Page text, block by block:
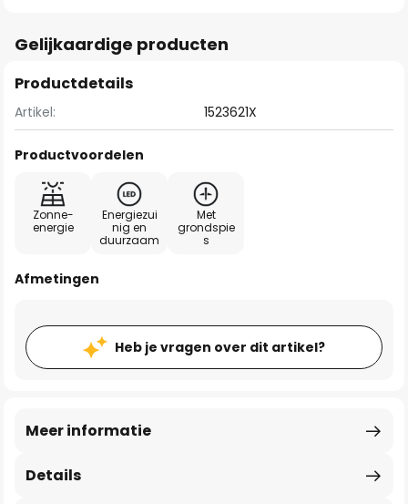
Gelijkaardige producten
Productdetails
Artikel: 1523621X
Productvoordelen
Zonne-
energie
Energiezui
nig en
duurzaam
Met
grondspie
s
Afmetingen
Heb je vragen over dit artikel?
Details
Meer informatie